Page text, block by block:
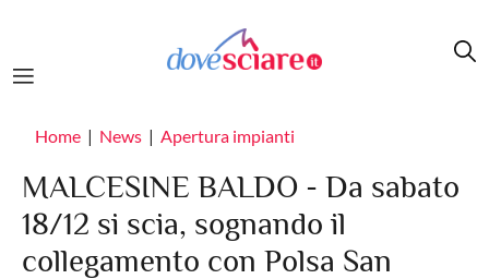
Home News Apertura impianti
MALCESINE BALDO - Da sabato
18/12 si scia, sognando il
collegamento con Polsa San